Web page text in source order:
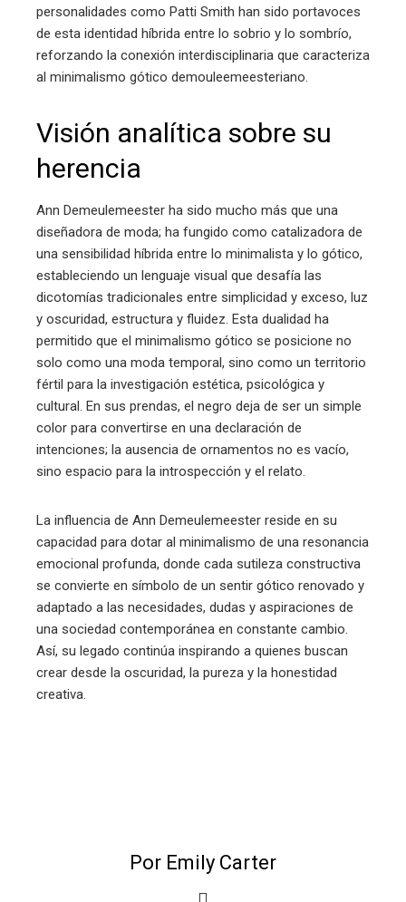
personalidades como Patti Smith han sido portavoces
de esta identidad híbrida entre lo sobrio y lo sombrío,
reforzando la conexión interdisciplinaria que caracteriza
al minimalismo gótico demouleemeesteriano.
Visión analítica sobre su
herencia
Ann Demeulemeester ha sido mucho más que una
diseñadora de moda; ha fungido como catalizadora de
una sensibilidad híbrida entre lo minimalista y lo gótico,
estableciendo un lenguaje visual que desafía las
dicotomías tradicionales entre simplicidad y exceso, luz
y oscuridad, estructura y fluidez. Esta dualidad ha
permitido que el minimalismo gótico se posicione no
solo como una moda temporal, sino como un territorio
fértil para la investigación estética, psicológica y
cultural. En sus prendas, el negro deja de ser un simple
color para convertirse en una declaración de
intenciones; la ausencia de ornamentos no es vacío,
sino espacio para la introspección y el relato.
La influencia de Ann Demeulemeester reside en su
capacidad para dotar al minimalismo de una resonancia
emocional profunda, donde cada sutileza constructiva
se convierte en símbolo de un sentir gótico renovado y
adaptado a las necesidades, dudas y aspiraciones de
una sociedad contemporánea en constante cambio.
Así, su legado continúa inspirando a quienes buscan
crear desde la oscuridad, la pureza y la honestidad
creativa.
Por Emily Carter